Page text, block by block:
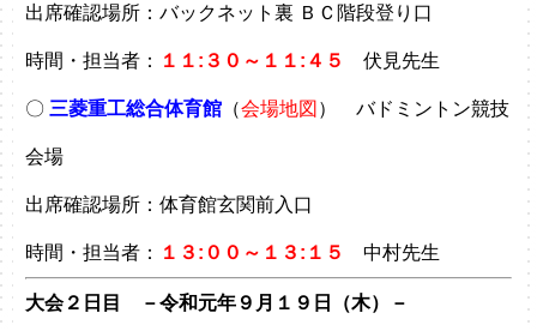
出席確認場所：バックネット裏 ＢＣ階段登り口
時間・担当者： １１:３０～１１:４５ 伏見先生
〇 三菱重工総合体育館 （会場地図 ） バドミントン競技
会場
出席確認場所：体育館玄関前入口
時間・担当者： １３:００～１３:１５ 中村先生
大会２日目 －令和元年９月１９日（木）－